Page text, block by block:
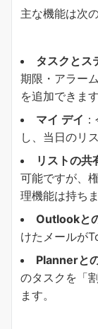
主な機能は次
タスクとス
期限・アラー
を追加できます
​マイ デイ​
し、当日のリ
リストの共
可能ですが、
理機能は持ちま
Outlookと
けたメールが
Plannerと
のタスクを「
ます。